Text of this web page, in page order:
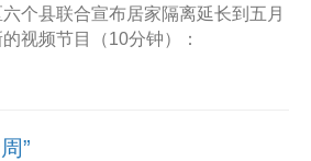
个县联合宣布居家隔离延长到五月
视频节目（10分钟）：
”